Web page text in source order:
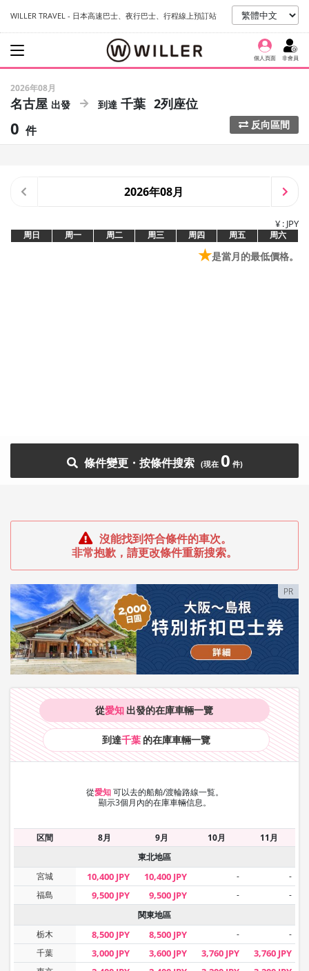
WILLER TRAVEL - 日本高速巴士、夜行巴士、行程線上預訂站
個人頁面 非會員
2026年08月
名古屋 千葉 2列座位
0 件 反向區間
2026年08月
¥ : JPY
周日 周一 周二 周三 周四 周五 周六
★是當月的最低價格。
條件變更・按條件搜索 0
沒能找到符合條件的車次。
非常抱歉，請更改條件重新搜索。
PR
從愛知 出發的在庫車輛一覽
到達千葉 的在庫車輛一覽
從愛知 可以去的船舶/渡輪路線一覧。
顯示3個月內的在庫車輛信息。
区間 8月 9月 10月
11月
東北地區
宮城
10,400 JPY 10,400 JPY -
-
福島
9,500 JPY 9,500 JPY -
-
関東地區
栃木
8,500 JPY 8,500 JPY -
-
千葉
3,000 JPY 3,600 JPY 3,760 JPY 3,760 JPY